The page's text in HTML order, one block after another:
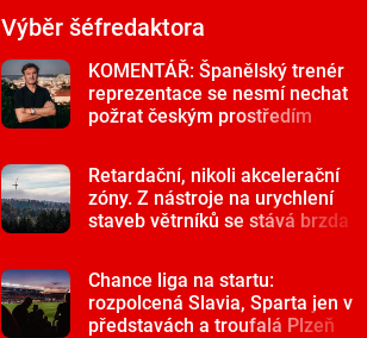
Výběr šéfredaktora
KOMENTÁŘ: Španělský trenér
reprezentace se nesmí nechat
požrat českým prostředím
Retardační, nikoli akcelerační
zóny. Z nástroje na urychlení
staveb větrníků se stává brzda
Chance liga na startu:
rozpolcená Slavia, Sparta jen v
představách a troufalá Plzeň